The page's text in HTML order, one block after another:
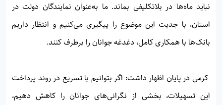
نباید ماه‌ها در بلاتکلیفی بماند. ما به‌عنوان نمایندگان دولت در
استان، با جدیت این موضوع را پیگیری می‌کنیم و انتظار داریم
بانک‌ها با همکاری کامل، دغدغه جوانان را برطرف کنند.
کرمی در پایان اظهار داشت: اگر بتوانیم با تسریع در روند پرداخت
این تسهیلات، بخشی از نگرانی‌های جوانان را کاهش دهیم،